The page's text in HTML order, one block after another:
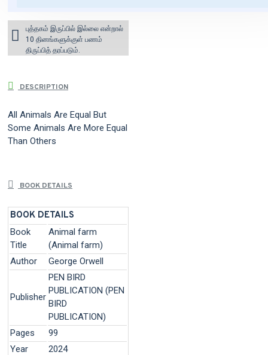
புத்தகம் இருப்பில் இல்லை என்றால்
10 தினங்களுக்குள் பணம்
திருப்பித் தரப்படும்.
DESCRIPTION
All Animals Are Equal But
Some Animals Are More Equal
Than Others
BOOK DETAILS
BOOK DETAILS
Book
Title
Animal farm
(Animal farm)
Author
George Orwell
Publisher
PEN BIRD
PUBLICATION (PEN
BIRD
PUBLICATION)
Pages
99
Year
2024